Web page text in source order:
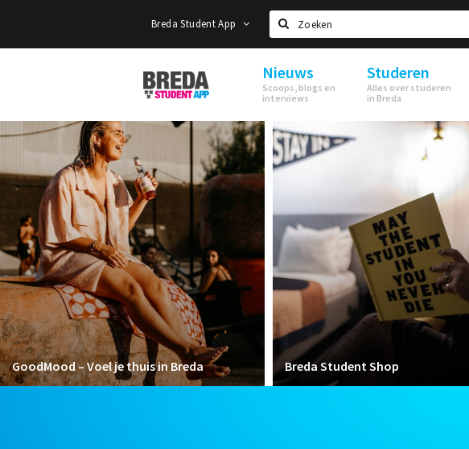
Breda Student App
Zoeken
Breda
Student
Nieuws
Scoops, blogs en
interviews
Studeren
Alles over studeren
in Breda
GoodMood – Voel je thuis in Breda Breda Student Shop